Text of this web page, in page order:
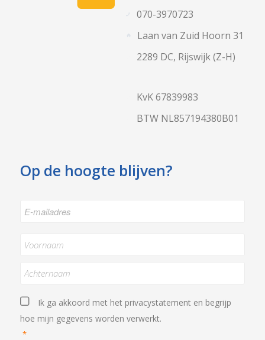
070-3970723
Laan van Zuid Hoorn 31
2289 DC, Rijswijk (Z-H)
KvK 67839983
BTW NL857194380B01
Op de hoogte blijven?
mailadres *
Privacystatement *
Ik ga akkoord met het privacystatement en begrijp
hoe mijn gegevens worden verwerkt.
*